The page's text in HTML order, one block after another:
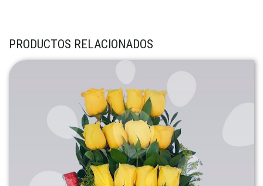
PRODUCTOS RELACIONADOS